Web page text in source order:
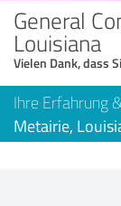
General
Louisiana
Vielen Dank, dass
Ihre Erfahrung
Metairie,